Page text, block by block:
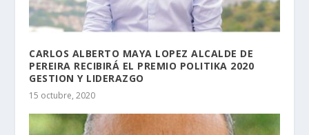
CARLOS ALBERTO MAYA LOPEZ ALCALDE DE
PEREIRA RECIBIRÁ EL PREMIO POLITIKA 2020
GESTION Y LIDERAZGO
15 octubre, 2020